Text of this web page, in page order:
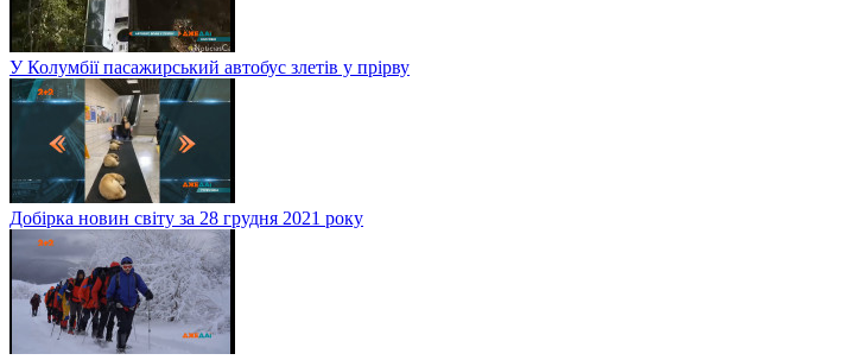
У Колумбії пасажирський автобус злетів у прірву
Добірка новин світу за 28 грудня 2021 року